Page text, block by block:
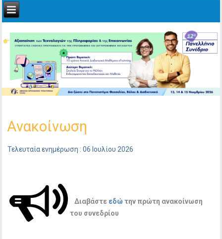
Ανακοίνωση
Τελευταία ενημέρωση : 06 Ιουλίου 2026
Διαβάστε εδώ την πρώτη ανακοίνωση
του συνεδρίου